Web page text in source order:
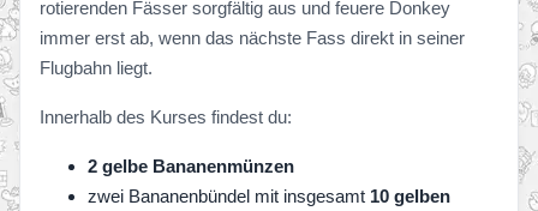
rotierenden Fässer sorgfältig aus und feuere Donkey
immer erst ab, wenn das nächste Fass direkt in seiner
Flugbahn liegt.
Innerhalb des Kurses findest du:
2 gelbe Bananenmünzen
zwei Bananenbündel mit insgesamt 10 gelben